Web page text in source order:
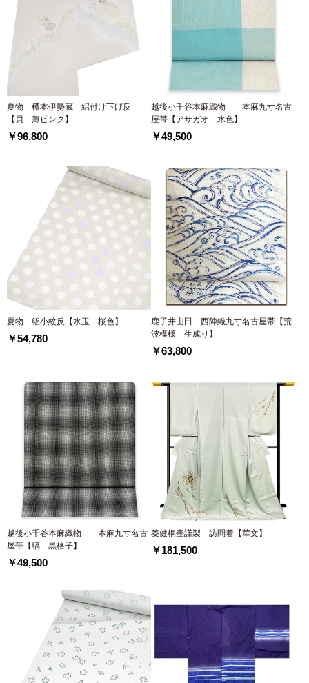
夏物 樽本伊勢蔵 絽付け下げ反
【貝 薄ピンク】
￥96,800
越後小千谷本麻織物 本麻九寸名古
屋帯【アサガオ 水色】
￥49,500
夏物 絽小紋反【水玉 桜色】
￥54,780
鹿子井山田 西陣織九寸名古屋帯【荒
波模様 生成り】
￥63,800
越後小千谷本麻織物 本麻九寸名古
屋帯【縞 黒格子】
￥49,500
菱健桐壷謹製 訪問着【華文】
￥181,500